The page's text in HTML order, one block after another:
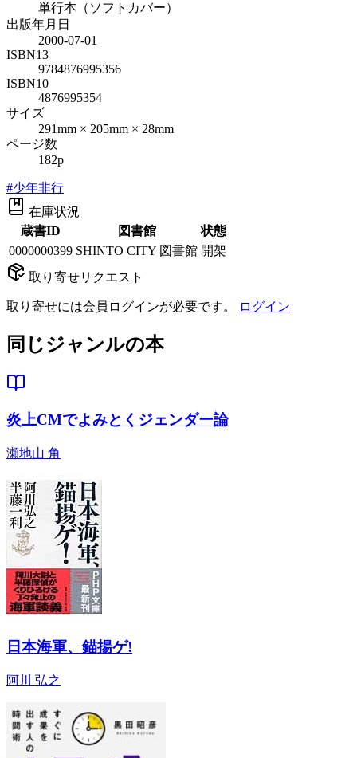
単行本（ソフトカバー）
出版年月日
2000-07-01
ISBN13
9784876995356
ISBN10
4876995354
サイズ
291mm × 205mm × 28mm
ページ数
182p
#少年非行
在庫状況
蔵書ID
図書館
状態
0000000399 SHINTO CITY 図書館 開架
取り寄せリクエスト
取り寄せには会員ログインが必要です。 ログイン
同じジャンルの本
炎上CMでよみとくジェンダー論
瀬地山 角
日本海軍、錨揚ゲ!
阿川 弘之